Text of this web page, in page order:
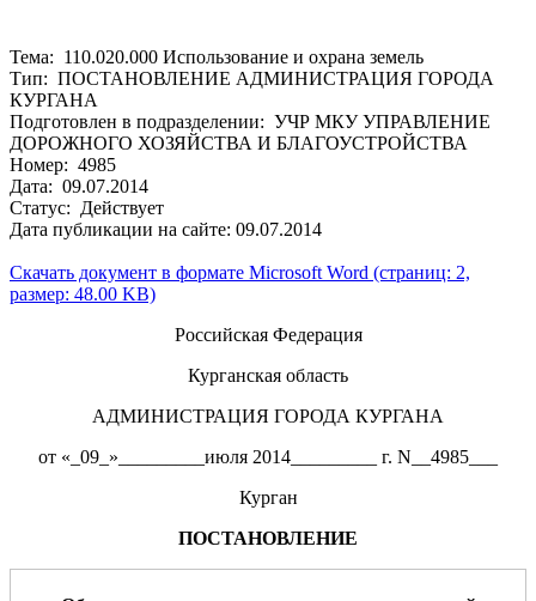
Тема: 110.020.000 Использование и охрана земель
Тип: ПОСТАНОВЛЕНИЕ АДМИНИСТРАЦИЯ ГОРОДА
КУРГАНА
Подготовлен в подразделении: УЧР МКУ УПРАВЛЕНИЕ
ДОРОЖНОГО ХОЗЯЙСТВА И БЛАГОУСТРОЙСТВА
Номер: 4985
Дата: 09.07.2014
Статус: Действует
Дата публикации на сайте: 09.07.2014
Скачать документ в формате Microsoft Word (страниц: 2,
размер: 48.00 KB)
Российская Федерация
Курганская область
АДМИНИСТРАЦИЯ ГОРОДА КУРГАНА
от «_09_»_________июля 2014_________ г. N__4985___
Курган
ПОСТАНОВЛЕНИЕ